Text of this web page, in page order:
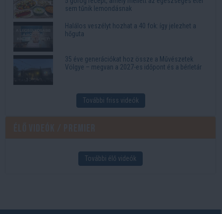
sem tűnik lemondásnak
Halálos veszélyt hozhat a 40 fok: így jelezhet a
hőguta
35 éve generációkat hoz össze a Művészetek
Völgye – megvan a 2027-es időpont és a bérletár
További friss videók
További élő videók